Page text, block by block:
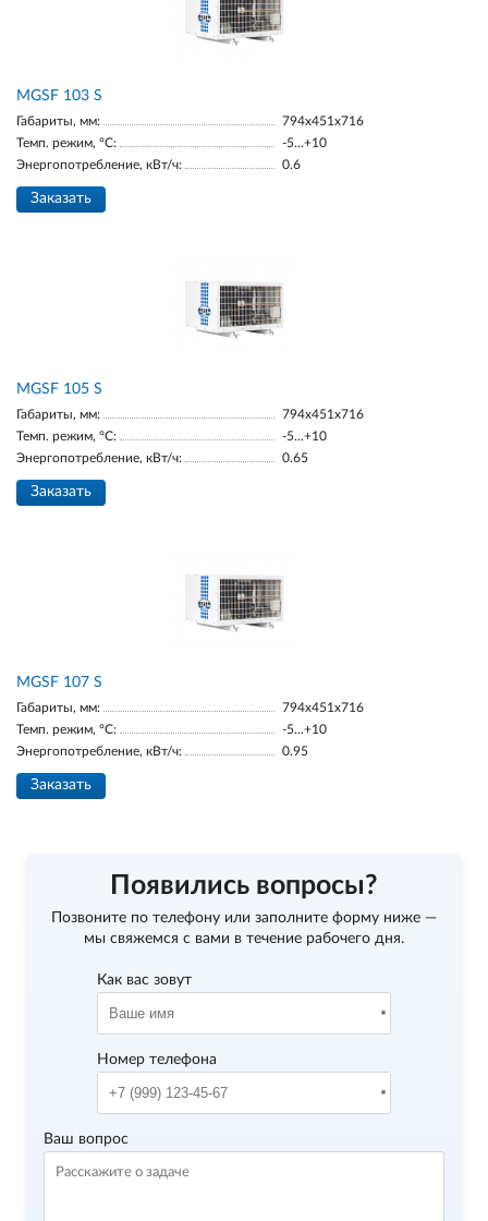
MGSF 103 S
Габариты, мм:
794x451x716
Темп. режим, °С:
-5...+10
Энергопотребление, кВт/ч:
0.6
Заказать
МGSF 105 S
Габариты, мм:
794x451x716
Темп. режим, °С:
-5...+10
Энергопотребление, кВт/ч:
0.65
Заказать
MGSF 107 S
Габариты, мм:
794x451x716
Темп. режим, °С:
-5...+10
Энергопотребление, кВт/ч:
0.95
Заказать
Появились вопросы?
Позвоните по телефону или заполните форму ниже —
мы свяжемся с вами в течение рабочего дня.
Как вас зовут
Номер телефона
Ваш вопрос